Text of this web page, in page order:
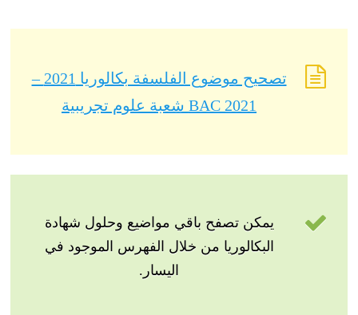
تصحيح موضوع الفلسفة بكالوريا 2021 –
BAC 2021 شعبة علوم تجريبية
يمكن تصفح باقي مواضيع وحلول شهادة
البكالوريا من خلال الفهرس الموجود في
اليسار.